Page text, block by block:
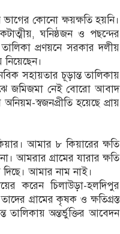
কোনো ক্ষয়ক্ষতি হয়নি।
ঘনিষ্ঠজন ও পছন্দের
প্রণয়নে সরকার দলীয়
নিয়েছেন।
সহায়তার চূড়ান্ত তালিকায়
জমিজমা নেই বোরো আবাদ
স্বজনপ্রীতি হয়েছে প্রায়
আমার ৮ কিয়ারের ক্ষতি
আমরার গ্রামের যারার ক্ষতি
দিছে। আমার নাম নাই।
করেন চিলাউড়া-হলদিপুর
গ্রামের কৃষক ও ক্ষতিগ্রস্ত
তালিকায় অন্তর্ভুক্তির আবেদন